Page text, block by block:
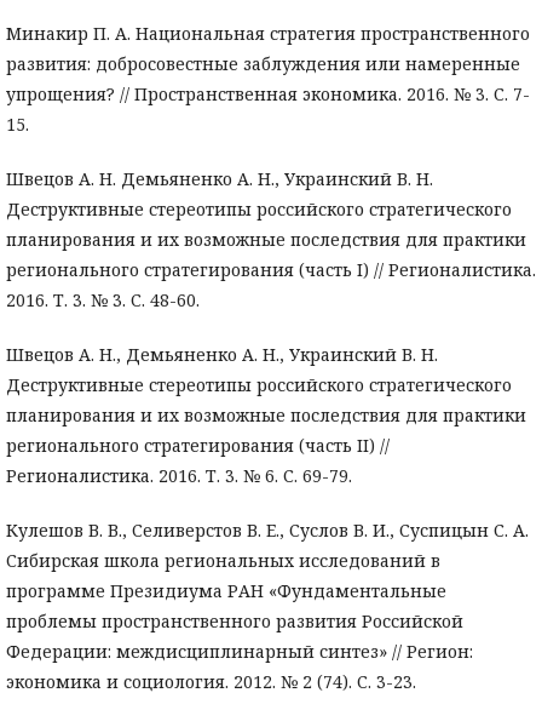
Минакир П. А. Национальная стратегия пространственного
развития: добросовестные заблуждения или намеренные
упрощения? // Пространственная экономика. 2016. № 3. С. 7-
15.
Швецов А. Н. Демьяненко А. Н., Украинский В. Н.
Деструктивные стереотипы российского стратегического
планирования и их возможные последствия для практики
регионального стратегирования (часть I) // Регионалистика.
2016. Т. 3. № 3. С. 48-60.
Швецов А. Н., Демьяненко А. Н., Украинский В. Н.
Деструктивные стереотипы российского стратегического
планирования и их возможные последствия для практики
регионального стратегирования (часть II) //
Регионалистика. 2016. Т. 3. № 6. С. 69-79.
Кулешов В. В., Селиверстов В. Е., Суслов В. И., Суспицын С. А.
Сибирская школа региональных исследований в
программе Президиума РАН «Фундаментальные
проблемы пространственного развития Российской
Федерации: междисциплинарный синтез» // Регион:
экономика и социология. 2012. № 2 (74). С. 3-23.